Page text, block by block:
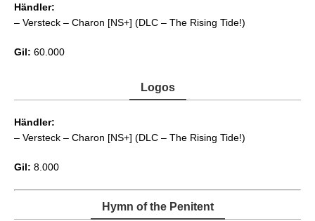
Händler:
– Versteck – Charon [NS+] (DLC – The Rising Tide!)
Gil: 60.000
Logos
Händler:
– Versteck – Charon [NS+] (DLC – The Rising Tide!)
Gil: 8.000
Hymn of the Penitent